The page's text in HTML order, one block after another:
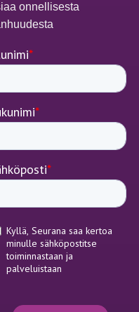
onnellisesta